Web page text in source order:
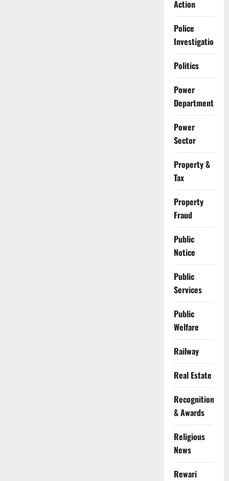
Action
Police
Investigation
Politics
Power
Department
Power
Sector
Property &
Tax
Property
Fraud
Public
Notice
Public
Services
Public
Welfare
Railway
Real Estate
Recognition
& Awards
Religious
News
Rewari